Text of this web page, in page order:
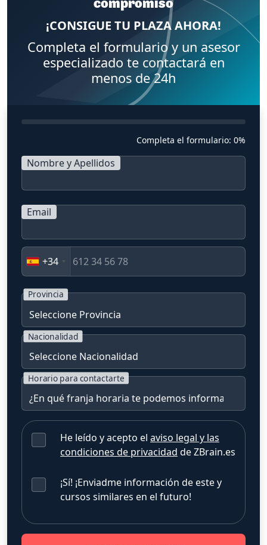
compromiso
¡CONSIGUE TU PLAZA AHORA!
Completa el formulario y un asesor
especializado te contactará en
menos de 24h
Completa el formulario: 0%
Nombre y Apellidos
Email
+34
Provincia
Nacionalidad
Horario para contactarte
He leído y acepto el aviso legal y las
condiciones de privacidad de ZBrain.es
¡Sí! ¡Enviadme información de este y
cursos similares en el futuro!